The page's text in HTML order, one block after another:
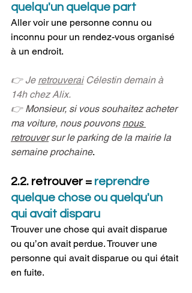
quelqu'un quelque part
Aller voir une personne connu ou
inconnu pour un rendez-vous organisé
à un endroit.
👉 Je retrouverai Célestin demain à
14h chez Alix.
👉 Monsieur, si vous souhaitez acheter
ma voiture, nous pouvons nous
retrouver sur le parking de la mairie la
semaine prochaine.
2.2. retrouver = reprendre
quelque chose ou quelqu'un
qui avait disparu
Trouver une chose qui avait disparue
ou qu’on avait perdue. Trouver une
personne qui avait disparue ou qui était
en fuite.